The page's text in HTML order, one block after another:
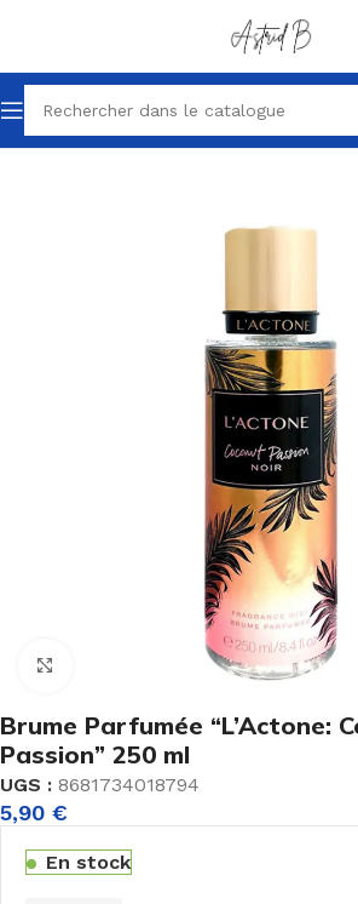
Accueil Brumes parfumées
Brume Parfumée “L’Actone:
Passion” 250 ml
UGS : 8681734018794
5,90 €
En stock